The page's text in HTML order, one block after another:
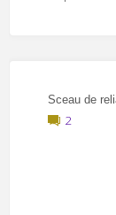
Sceau de
2